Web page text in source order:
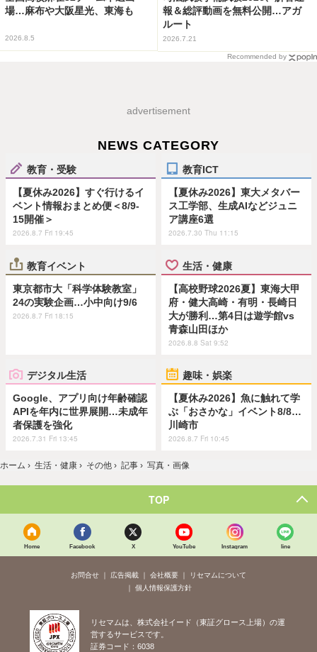
場…麻布や大阪星光、東海も
2026.8.5
報＆総評動画を無料公開…アガ
ルート
2026.7.21
Recommended by
advertisement
NEWS CATEGORY
教育・受験
【夏休み2026】すぐ行けるイ
ベント情報おまとめ便＜8/9-
15開催＞
2026.8.7 Fri 19:45
教育ICT
【夏休み2026】東大メタバー
ス工学部、生成AIなどジュニ
ア講座6選
2026.7.30 Thu 11:15
教育イベント
東京都市大「科学体験教室」
24の実験企画…小中向け9/6
2026.8.7 Fri 18:15
生活・健康
【高校野球2026夏】東海大甲
府・健大高崎・有明・長崎日
大が勝利…第4日は遊学館vs
青森山田ほか
2026.8.8 Sat 9:52
デジタル生活
Google、アプリ向け年齢確認
APIを年内に世界展開…未成年
者保護を強化
2026.7.31 Fri 13:45
趣味・娯楽
【夏休み2026】魚に触れて学
ぶ「おさかな」イベント8/8…
川崎市
2026.8.7 Fri 10:45
ホーム › 生活・健康 › その他 › 記事 › 写真・画像
TOP
Home Facebook X YouTube Instagram line
お問合せ 広告掲載 会社概要
リセマムについて
個人情報保護方針
リセマムは、株式会社イード（東証グロース上場）の運
営するサービスです。
証券コード：6038